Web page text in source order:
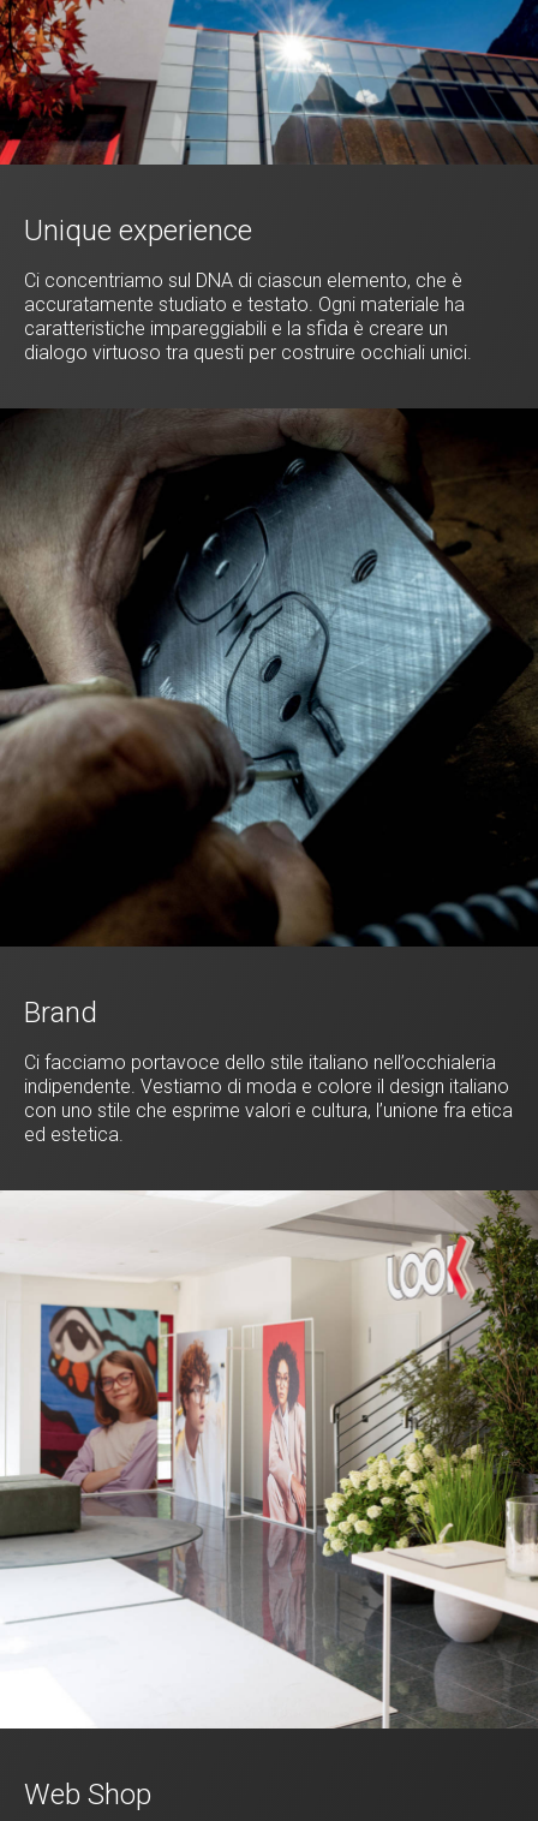
Rosso
Verde
Viola
53
54
55
56
57
59
Unique experience
Ci concentriamo sul DNA di ciascun elemento, che è
accuratamente studiato e testato. Ogni materiale ha
caratteristiche impareggiabili e la sfida è creare un
dialogo virtuoso tra questi per costruire occhiali unici.
Brand
Ci facciamo portavoce dello stile italiano nell’occhialeria
indipendente. Vestiamo di moda e colore il design italiano
con uno stile che esprime valori e cultura, l’unione fra etica
ed estetica.
Web Shop